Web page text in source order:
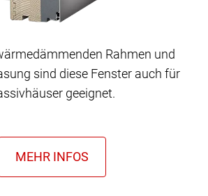
Rahmen und
sind diese Fenster auch für
geeignet.